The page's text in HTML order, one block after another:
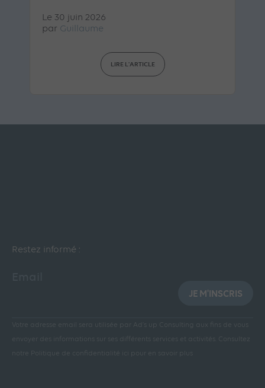
Le 30 juin 2026
par Guillaume
LIRE L'ARTICLE
Restez informé :
JE M'INSCRIS
Votre adresse email sera utilisée par Ad’s up Consulting aux fins de vous
envoyer des informations sur ses différents services et activités.
Consultez
notre Politique de confidentialité ici pour en savoir plus